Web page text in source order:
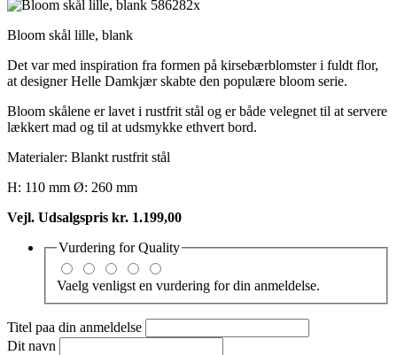
Bloom skål lille, blank
Det var med inspiration fra formen på kirsebærblomster i fuldt flor,
at designer Helle Damkjær skabte den populære bloom serie.
Bloom skålene er lavet i rustfrit stål og er både velegnet til at servere
lækkert mad og til at udsmykke ethvert bord.
Materialer: Blankt rustfrit stål
H: 110 mm Ø: 260 mm
Vejl. Udsalgspris kr. 1.199,00
Vurdering forQuality
Vaelg venligst en vurdering for din anmeldelse.
Titel paa din anmeldelse
Dit navn